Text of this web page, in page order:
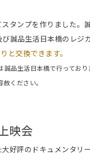
タンプを作りました
誠品生活日本橋のレジ
と交換できます。
品生活日本橋で行っており
ください。
映会
好評のドキュメンタリ